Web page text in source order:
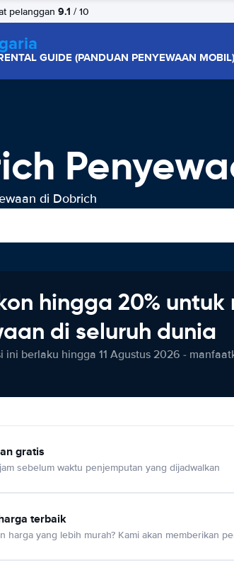
pelanggan 9.1 / 10
GUIDE (PANDUAN PENYEWAAN MOBIL)
di Dobrich
hingga 20% untuk
di seluruh dunia
ini berlaku hingga 11 Agustus 2026 -
gratis
sebelum waktu penjemputan yang dijadwalkan
terbaik
harga yang lebih murah? Kami akan memberikan